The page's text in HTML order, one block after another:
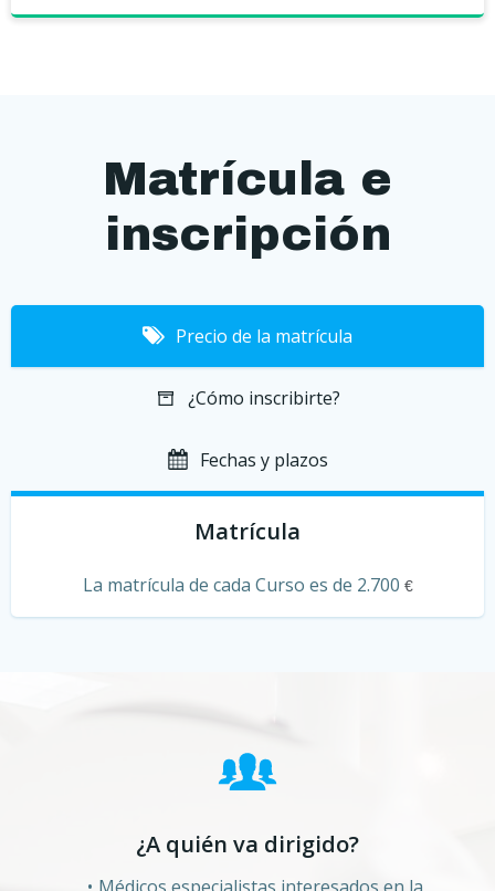
Matrícula e
inscripción
Precio de la matrícula
¿Cómo inscribirte?
Fechas y plazos
Matrícula
La matrícula de cada Curso es de 2.700 €
¿A quién va dirigido?